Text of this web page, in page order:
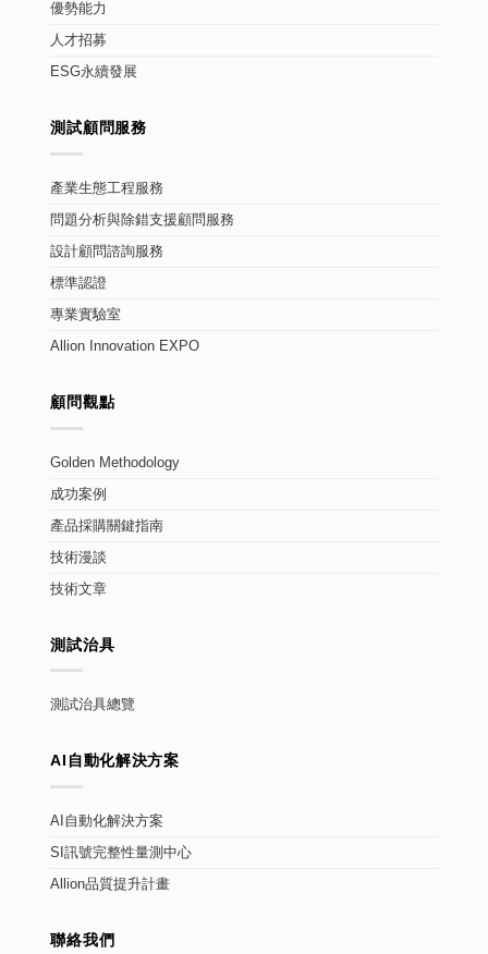
優勢能力
人才招募
ESG永續發展
測試顧問服務
產業生態工程服務
問題分析與除錯支援顧問服務
設計顧問諮詢服務
標準認證
專業實驗室
Allion Innovation EXPO
顧問觀點
Golden Methodology
成功案例
產品採購關鍵指南
技術漫談
技術文章
測試治具
測試治具總覽
AI自動化解決方案
AI自動化解決方案
SI訊號完整性量測中心
Allion品質提升計畫
聯絡我們